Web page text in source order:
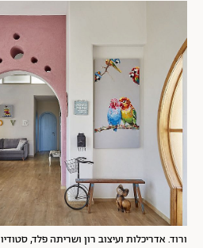
ורוד. אדריכלות ועיצוב רון ושריתה פלד, סטודיו ECHO DESIGN | צילום: שי גיל